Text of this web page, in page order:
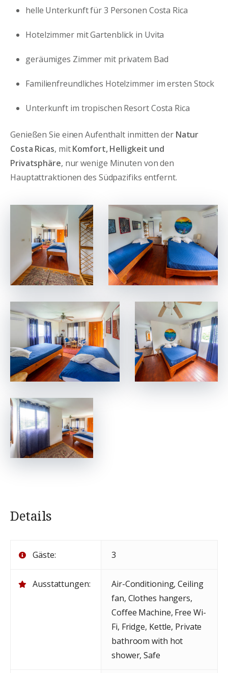
helle Unterkunft für 3 Personen Costa Rica
Hotelzimmer mit Gartenblick in Uvita
geräumiges Zimmer mit privatem Bad
Familienfreundliches Hotelzimmer im ersten Stock
Unterkunft im tropischen Resort Costa Rica
Genießen Sie einen Aufenthalt inmitten der Natur
Costa Ricas, mitKomfort, Helligkeit und
Privatsphäre, nur wenige Minuten von den
Hauptattraktionen des Südpazifiks entfernt.
Details
Gäste: 3
Ausstattungen: Air-Conditioning,Ceiling
fan, Clothes hangers,
Coffee Machine, Free Wi-
Fi, Fridge, Kettle, Private
bathroom with hot
shower,Safe